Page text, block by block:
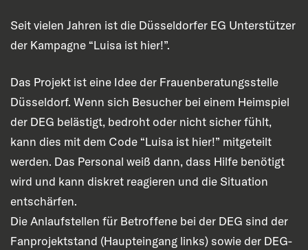
Seit vielen Jahren ist die Düsseldorfer EG Unterstützer
der Kampagne “Luisa ist hier!”.
Das Projekt ist eine Idee der Frauenberatungsstelle
Düsseldorf. Wenn sich Besucher bei einem Heimspiel
der DEG belästigt, bedroht oder nicht sicher fühlt,
kann dies mit dem Code “Luisa ist hier!” mitgeteilt
werden. Das Personal weiß dann, dass Hilfe benötigt
wird und kann diskret reagieren und die Situation
entschärfen.
Die Anlaufstellen für Betroffene bei der DEG sind der
Fanprojektstand (Haupteingang links) sowie der DEG-